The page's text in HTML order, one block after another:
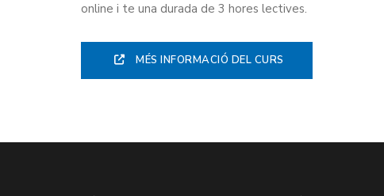
online i te una durada de 3 hores lectives.
MÉS INFORMACIÓ DEL CURS